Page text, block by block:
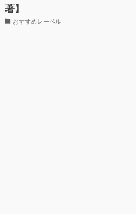
著】
おすすめレーベル